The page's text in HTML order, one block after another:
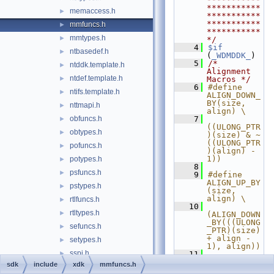
► memaccess.h
► mmfuncs.h
► mmtypes.h
► ntbasedef.h
► ntddk.template.h
► ntdef.template.h
► ntifs.template.h
► nttmapi.h
► obfuncs.h
► obtypes.h
► pofuncs.h
► potypes.h
► psfuncs.h
► pstypes.h
► rtlfuncs.h
► rtltypes.h
► sefuncs.h
► setypes.h
► sspi.h
► wdm.template.h
***********
***********
***********
***********
*/
    4
$if
(
_WDMDDK_
)
    5
/*
Alignment
Macros */
    6
#define
ALIGN_DOWN_
BY(size,
align) \
    7
((ULONG_PTR
)(size) & ~
((ULONG_PTR
)(align) -
1))
    8
    9
#define
ALIGN_UP_BY
(size,
align) \
   10
(ALIGN_DOWN
_BY(((ULONG
_PTR)(size)
+ align -
1), align))
   11
sdk include xdk mmfuncs.h